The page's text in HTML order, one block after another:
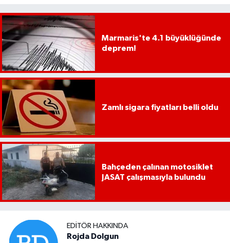
Marmaris'te 4.1 büyüklüğünde
deprem!
Zamlı sigara fiyatları belli oldu
Bahçeden çalınan motosiklet
JASAT çalışmasıyla bulundu
EDITÖR HAKKINDA
Rojda Dolgun